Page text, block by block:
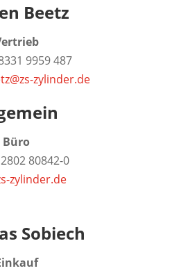
Beetz
9959 487
zylinder.de
Büro
80842-0
zylinder.de
Sobiech